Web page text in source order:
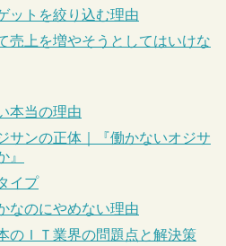
ットを絞り込む理由
売上を増やそうとしてはいけな
本当の理由
サンの正体｜『働かないオジサ
』
イプ
なのにやめない理由
のＩＴ業界の問題点と解決策